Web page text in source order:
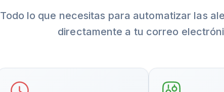
Todo lo que necesitas para automatizar las
directamente a tu correo